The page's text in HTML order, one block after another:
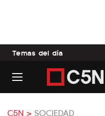
Temas del día
C5N > SOCIEDAD